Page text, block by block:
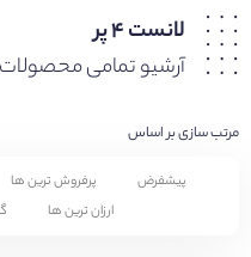
لانست ۴ پر
آرشیو تمامی محصولات
مرتب سازی بر اساس
پیشفرض پرفروش ترین ها
ارزان ترین ها